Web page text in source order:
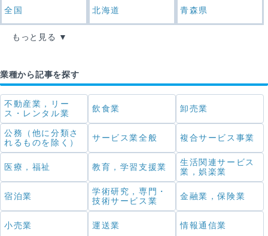
全国 北海道 青森県
もっと見る
業種から記事を探す
不動産業，リー
ス・レンタル業
飲食業 卸売業
公務（他に分類さ
れるものを除く）
サービス業全般 複合サービス事業
医療，福祉 教育，学習支援業
生活関連サービス
業，娯楽業
宿泊業
学術研究，専門・
技術サービス業
金融業，保険業
小売業 運送業 情報通信業